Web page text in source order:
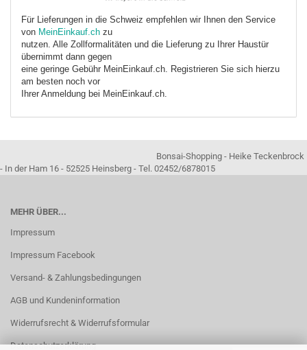
Für Lieferungen in die Schweiz empfehlen wir Ihnen den Service
von MeinEinkauf.ch zu
nutzen. Alle Zollformalitäten und die Lieferung zu Ihrer Haustür
übernimmt dann gegen
eine geringe Gebühr MeinEinkauf.ch. Registrieren Sie sich hierzu
am besten noch vor
Ihrer Anmeldung bei MeinEinkauf.ch.
Bonsai-Shopping - Heike Teckenbrock
- In der Ham 16 - 52525 Heinsberg - Tel. 02452/6878015
MEHR ÜBER...
Impressum
Impressum Facebook
Versand- & Zahlungsbedingungen
AGB und Kundeninformation
Widerrufsrecht & Widerrufsformular
Datenschutzerklärung